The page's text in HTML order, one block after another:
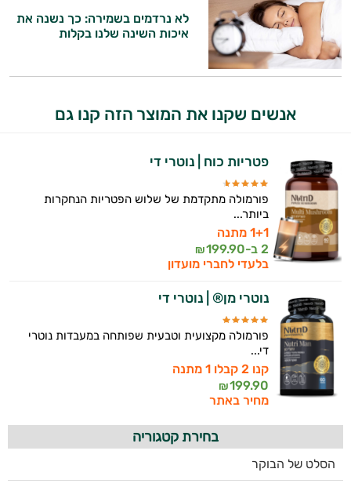
לא נרדמים בשמירה: כך נשנה את
איכות השינה שלנו בקלות
אנשים שקנו את המוצר הזה קנו גם
פטריות כוח | נוטרי די
פורמולה מתקדמת של שלוש הפטריות הנחקרות
ביותר...
1+1 מתנה
2 ב-
199.90
₪
בלעדי לחברי מועדון
נוטרי מן® | נוטרי די
פורמולה מקצועית וטבעית שפותחה במעבדות נוטרי
די...
קנו 2 קבלו 1 מתנה
199.90
₪
מחיר באתר
בחירת קטגוריה
הסלט של הבוקר